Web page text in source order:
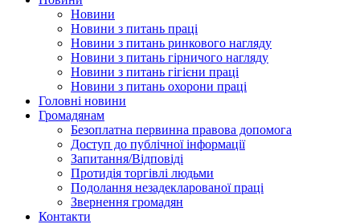
Новини
Новини з питань праці
Новини з питань ринкового нагляду
Новини з питань гірничого нагляду
Новини з питань гігієни праці
Новини з питань охорони праці
Головні новини
Громадянам
Безоплатна первинна правова допомога
Доступ до публічної інформації
Запитання/Відповіді
Протидія торгівлі людьми
Подолання незадекларованої праці
Звернення громадян
Контакти